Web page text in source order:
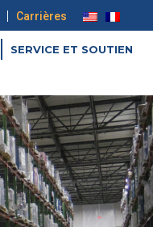
| Carrières
SERVICE ET SOUTIEN